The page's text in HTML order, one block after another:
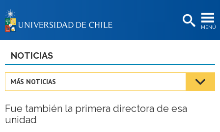
MENÚ
BIBLIOTECAS
Estudiantes
Académicas/os
Funcionarias/os
NOTICIAS
MÁS NOTICIAS
Fue también la primera directora de esa
unidad